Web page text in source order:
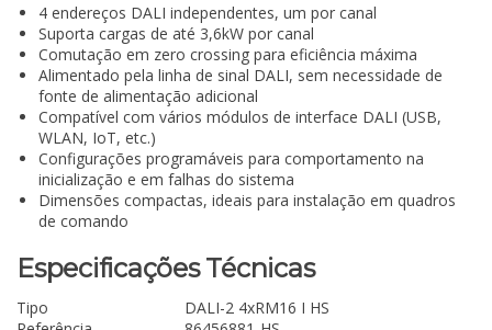
4 endereços DALI independentes, um por canal
Suporta cargas de até 3,6kW por canal
Comutação em zero crossing para eficiência máxima
Alimentado pela linha de sinal DALI, sem necessidade de
fonte de alimentação adicional
Compatível com vários módulos de interface DALI (USB,
WLAN, IoT, etc.)
Configurações programáveis para comportamento na
inicialização e em falhas do sistema
Dimensões compactas, ideais para instalação em quadros
de comando
Especificações Técnicas
Tipo
DALI-2 4xRM16 I HS